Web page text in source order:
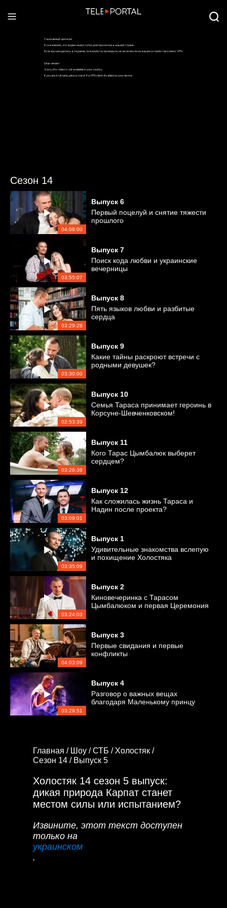
Сезон 14
04:08:00
Выпуск 6
Первый поцелуй и снятие тяжести
прошлого
03:55:07
Выпуск 7
Поиск кода любви и украинские
вечерницы
03:29:28
Выпуск 8
Пять языков любви и разбитые
сердца
03:30:00
Выпуск 9
Какие тайны раскроют встречи с
родными девушек?
02:53:39
Выпуск 10
Семья Тараса принимает героинь в
Корсуне-Шевченковском!
03:26:39
Выпуск 11
Кого Тарас Цымбалюк выберет
сердцем?
03:09:01
Выпуск 12
Как сложилась жизнь Тараса и
Надин после проекта?
03:35:09
Выпуск 1
Удивительные знакомства вслепую
и похищение Холостяка
03:24:03
Выпуск 2
Киновечеринка с Тарасом
Цымбалюком и первая Церемония
04:03:09
Выпуск 3
Первые свидания и первые
конфликты
03:29:51
Выпуск 4
Разговор о важных вещах
благодаря Маленькому принцу
Главная / Шоу /СТБ / Холостяк /
Сезон 14 / Выпуск 5
Холостяк 14 сезон 5 выпуск:
дикая природа Карпат станет
местом силы или испытанием?
Извините, этот текст доступен
только на
украинском
.